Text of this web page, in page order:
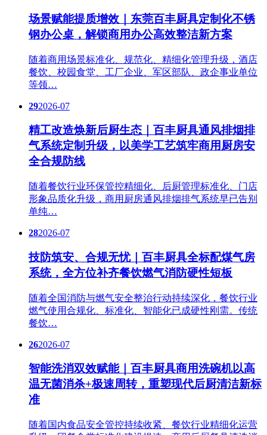
场景赋能提质增效｜东莞百丰厨具定制化不锈
钢办公桌，解锁商用办公高效整洁新方案
随着商用场景标准化、规范化、精细化管理升级，酒店
餐饮、校园食堂、工厂企业、军区部队、政企事业单位
等领…
292026-07
精工改造焕新后厨生态｜百丰厨具通风排烟排
气系统定制升级，以美学工艺筑牢商用厨房安
全合规防线
随着餐饮行业环保管控精细化、后厨管理标准化、门店
形象品质化升级，商用厨房通风排烟排气系统早已告别
单纯…
282026-07
技防筑安、合规无忧｜百丰厨具全标配煤气房
系统，全方位补齐餐饮燃气消防硬性短板
随着全国消防与燃气安全整治行动持续深化，餐饮行业
燃气使用合规化、标准化、智能化已成硬性刚需。传统
餐饮…
262026-07
智能洗消双效赋能｜百丰厨具商用洗碗机以高
温无菌消杀+极速周转，重塑现代后厨清洁新标
准
随着国内食品安全管控持续收紧、餐饮行业精细化运营